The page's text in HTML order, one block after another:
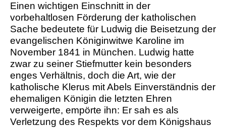
Einen wichtigen Einschnitt in der
vorbehaltlosen Förderung der katholischen
Sache bedeutete für Ludwig die Beisetzung der
evangelischen Königinwitwe Karoline im
November 1841 in München. Ludwig hatte
zwar zu seiner Stiefmutter kein besonders
enges Verhältnis, doch die Art, wie der
katholische Klerus mit Abels Einverständnis der
ehemaligen Königin die letzten Ehren
verweigerte, empörte ihn: Er sah es als
Verletzung des Respekts vor dem Königshaus